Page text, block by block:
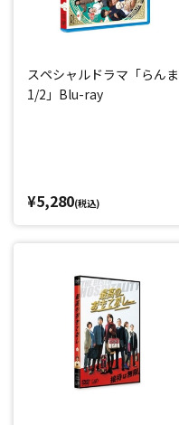
スペシャルドラマ「らんま
1/2」Blu-ray
¥5,280(税込)